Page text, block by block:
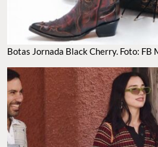
Botas Jornada Black Cherry. Foto: